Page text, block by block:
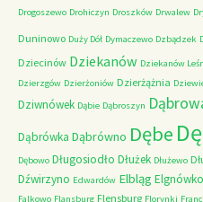
Drogoszewo Drohiczyn Droszków Drwalew
Duninowo Duży Dół Dymaczewo Dzbądzek
Dziecinów Dziekanów Dziekanów
Dzierzgów Dzierżoniów Dzierżążnia
Dziwnówek Dąbie Dąbroszyn
Dąbrówka Dąbrówno Dębe
Dębowo Długosiodło Dłużek Dłużewo
Dźwirzyno Edwardów Elbląg Elgnówko
Falkowo Flansburg Flensburg Florynki